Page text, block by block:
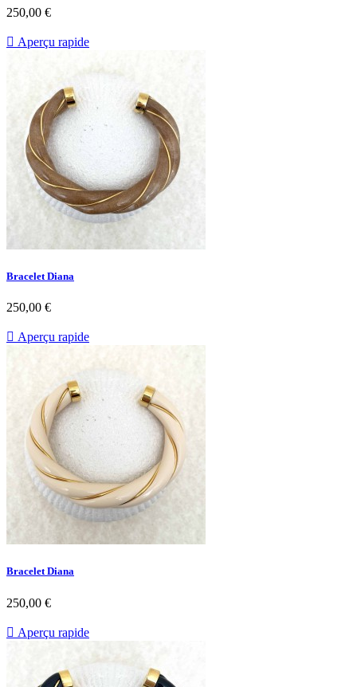
Prix
250,00 €
 Aperçu rapide
Bracelet Diana
Prix
250,00 €
 Aperçu rapide
Bracelet Diana
Prix
250,00 €
 Aperçu rapide